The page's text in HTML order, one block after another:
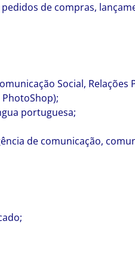
de compras,
Social, Relações
portuguesa;
de comunicação,